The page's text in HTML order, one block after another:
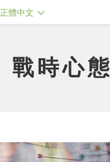
正體中文
戰時心態